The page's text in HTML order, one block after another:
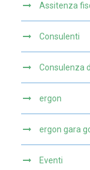
Assitenza
Consulenti
Consulenza
ergon
ergon gara
Eventi